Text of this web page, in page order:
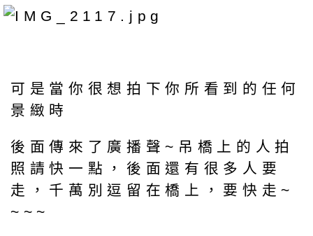
可是當你很想拍下你所看到的任何
景緻時
後面傳來了廣播聲~吊橋上的人拍
照請快一點，後面還有很多人要
走，千萬別逗留在橋上，要快走~
~~~